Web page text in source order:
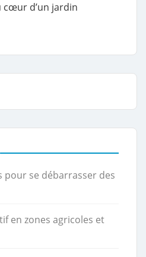
cœur d’un jardin
pour se débarrasser des
en zones agricoles et